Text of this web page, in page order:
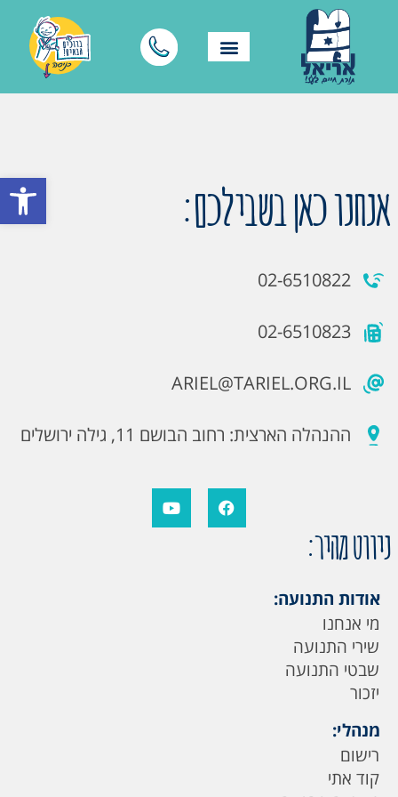
פתח אנחנו כאן בשבילכם:
02-6510822
02-6510823
ARIEL@TARIEL.ORG.IL
ההנהלה הארצית: רחוב הבושם 11, גילה ירושלים
ניווט מהיר:
אודות התנועה:
מי אנחנו
שירי התנועה
שבטי התנועה
יזכור
מנהלי:
רישום
קוד אתי